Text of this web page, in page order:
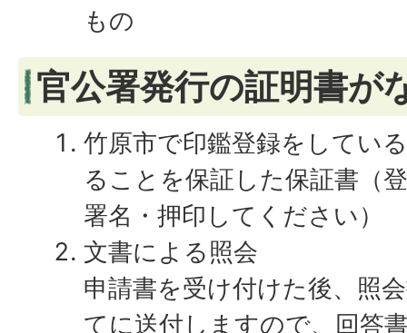
もの
官公署発行の証明書が
竹原市で印鑑登録をしてい
ることを保証した保証書（
署名・押印してください）
文書による照会
申請書を受け付けた後、照
てに送付しますので、回答